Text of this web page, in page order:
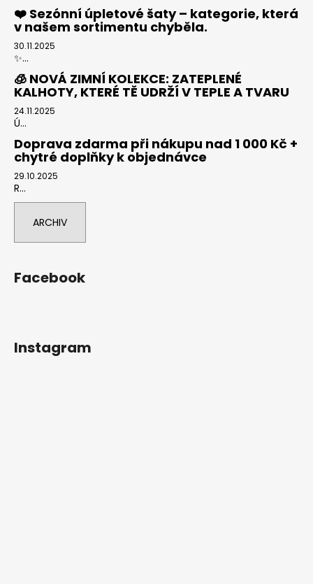
❤️ Sezónní úpletové šaty – kategorie, která
v našem sortimentu chyběla.
30.11.2025
✨...
🧊 NOVÁ ZIMNÍ KOLEKCE: ZATEPLENÉ
KALHOTY, KTERÉ TĚ UDRŽÍ V TEPLE A TVARU
24.11.2025
Ú...
Doprava zdarma při nákupu nad 1 000 Kč +
chytré doplňky k objednávce
29.10.2025
R...
ARCHIV
Facebook
Instagram